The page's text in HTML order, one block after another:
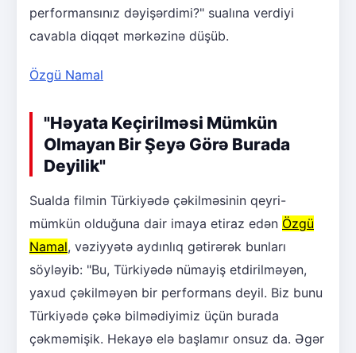
performansınız dəyişərdimi?" sualına verdiyi
cavabla diqqət mərkəzinə düşüb.
Özgü Namal
"Həyata Keçirilməsi Mümkün
Olmayan Bir Şeyə Görə Burada
Deyilik"
Sualda filmin Türkiyədə çəkilməsinin qeyri-
mümkün olduğuna dair imaya etiraz edən Özgü
Namal, vəziyyətə aydınlıq gətirərək bunları
söyləyib: "Bu, Türkiyədə nümayiş etdirilməyən,
yaxud çəkilməyən bir performans deyil. Biz bunu
Türkiyədə çəkə bilmədiyimiz üçün burada
çəkməmişik. Hekayə elə başlamır onsuz da. Əgər